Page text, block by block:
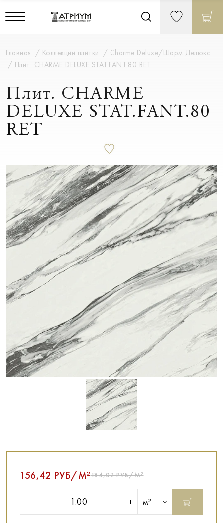
Главная Коллекции плитки
Charme Deluxe/Шарм Делюкс
Плит. CHARME DELUXE STAT.FANT.80 RET
Плит. CHARME
DELUXE STAT.FANT.80
RET
156,42 РУБ/М²184,02 РУБ/М²
м²